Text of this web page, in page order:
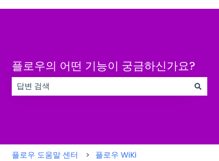
플로우의 어떤 기능이 궁금하신가요?
플로우 도움말 센터 플로우 WiKi